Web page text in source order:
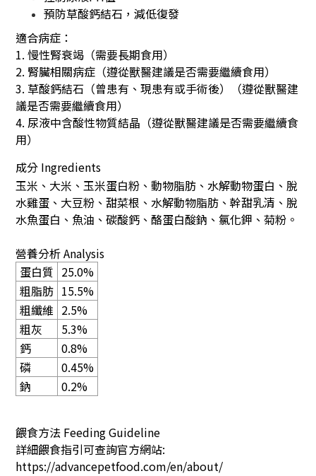
預防草酸鈣結石，減低復發
適合病症：
1. 慢性腎衰竭（需要長期食用）
2. 腎臟相關病症（遵從獸醫建議是否需要繼續食用）
3. 草酸鈣結石（曾患有、現患有或手術後）（遵從獸醫建
議是否需要繼續食用）
4. 尿液中含酸性物質結晶（遵從獸醫建議是否需要繼續食
用）
成分 Ingredients
玉米、大米、玉米蛋白粉、動物脂肪、水解動物蛋白、脫
水雞蛋、大豆粉、甜菜根、水解動物脂肪、幹甜乳清、脫
水魚蛋白、魚油、碳酸鈣、酪蛋白酸鈉、氯化鉀、菊粉。
營養分析Analysis
蛋白質 25.0%
粗脂肪 15.5%
粗纖維 2.5%
粗灰
5.3%
鈣
0.8%
磷
0.45%
鈉
0.2%
餵食方法 Feeding Guideline
詳細餵食指引可查詢官方網站:
https://advancepetfood.com/en/about/